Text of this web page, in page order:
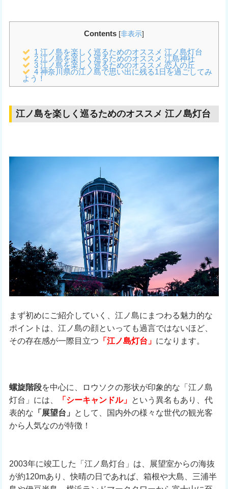
Contents [非表示]
1 江ノ島を楽しく巡るためのオススメ 江ノ島灯台
2江ノ島を楽しく巡るためのオススメ 江島神社
3江ノ島を楽しく巡るためのオススメ 恋人の丘
4神奈川県の江ノ島で思い出に残る1日を過ごしてみ
よう！
江ノ島を楽しく巡るためのオススメ 江ノ島灯台
まず初めにご紹介していく、江ノ島にまつわる魅力的な
ポイントは、江ノ島の顔といっても過言ではないほど、
その存在感が一際目立つ 「江ノ島灯台」 になります。
螺旋階段を中心に、ロウソクの形状が印象的な「江ノ島
灯台」には、
「シーキャンドル」 という異名もあり、代
表的な 「展望台」
として、国内外の様々な世代の観光客
から人気なのが特徴！
2003年に竣工した「江ノ島灯台」は、展望室からの海抜
が約120mあり、快晴の日であれば、箱根や大島、三浦半